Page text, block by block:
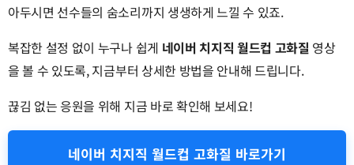
아두시면 선수들의 숨소리까지 생생하게 느낄 수 있죠.
복잡한 설정 없이 누구나 쉽게 네이버 치지직 월드컵 고화질 영상
을 볼 수 있도록, 지금부터 상세한 방법을 안내해 드립니다.
끊김 없는 응원을 위해 지금 바로 확인해 보세요!
네이버 치지직 월드컵 고화질 바로가기